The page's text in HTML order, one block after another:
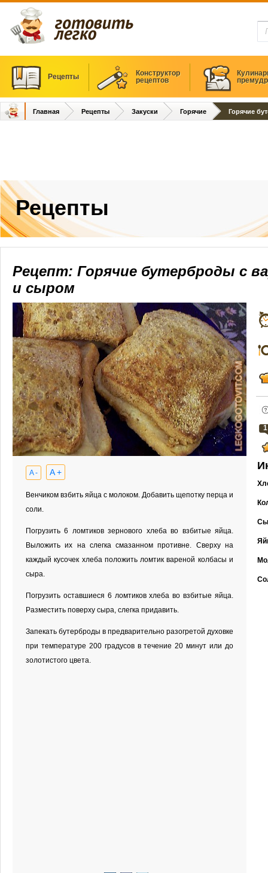
Рецепты
Конструктор
рецептов
Главная Рецепты Закуски Горячие Горячие
Рецепты
Рецепт: Горячие бутерброды с
и сыром
A - A +
Венчиком взбить яйца с молоком. Добавить щепотку перца и
соли.
Погрузить 6 ломтиков зернового хлеба во взбитые яйца.
Выложить их на слегка смазанном противне. Сверху на
каждый кусочек хлеба положить ломтик вареной колбасы и
сыра.
Погрузить оставшиеся 6 ломтиков хлеба во взбитые яйца.
Разместить поверху сыра, слегка придавить.
Запекать бутерброды в предварительно разогретой духовке
при температуре 200 градусов в течение 20 минут или до
золотистого цвета.
1